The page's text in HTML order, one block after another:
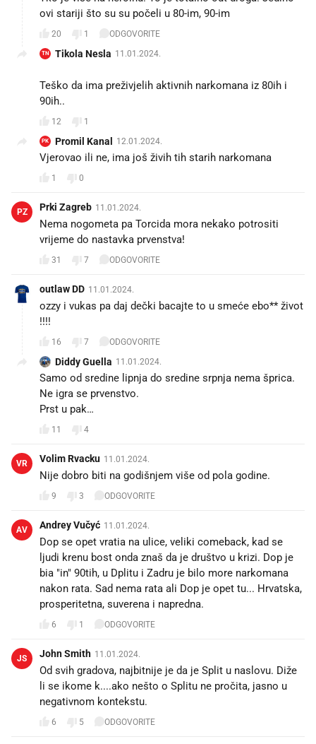
ovi stariji što su su počeli u 80-im, 90-im
20 1 ODGOVORITE
TN Tikola Nesla 11.01.2024.
Teško da ima preživjelih aktivnih narkomana iz 80ih i
90ih..
12 1
PK Promil Kanal 12.01.2024.
Vjerovao ili ne, ima još živih tih starih narkomana
1 0
PZ Prki Zagreb 11.01.2024.
Nema nogometa pa Torcida mora nekako potrositi
vrijeme do nastavka prvenstva!
31 7 ODGOVORITE
outlaw DD 11.01.2024.
ozzy i vukas pa daj dečki bacajte to u smeće ebo** život
!!!!
16 7 ODGOVORITE
Diddy Guella 11.01.2024.
Samo od sredine lipnja do sredine srpnja nema šprica.
Ne igra se prvenstvo.
Prst u pak…
11 4
VR Volim Rvacku 11.01.2024.
Nije dobro biti na godišnjem više od pola godine.
9 3 ODGOVORITE
AV Andrey Vučyć 11.01.2024.
Dop se opet vratia na ulice, veliki comeback, kad se
ljudi krenu bost onda znaš da je društvo u krizi. Dop je
bia "in" 90tih, u Dplitu i Zadru je bilo more narkomana
nakon rata. Sad nema rata ali Dop je opet tu... Hrvatska,
prosperitetna, suverena i napredna.
6 1 ODGOVORITE
JS John Smith 11.01.2024.
Od svih gradova, najbitnije je da je Split u naslovu. Diže
li se ikome k....ako nešto o Splitu ne pročita, jasno u
negativnom kontekstu.
6 5 ODGOVORITE